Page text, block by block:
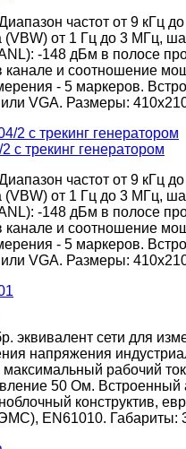
частот от 9 кГц
(VBW) от 1 Гц до 3 МГц,
-148 дБм в полосе
канале и соотношение
- 5 маркеров.
VGA. Размеры:
с трекинг генератором
частот от 9 кГц
(VBW) от 1 Гц до 3 МГц,
-148 дБм в полосе
канале и соотношение
- 5 маркеров.
VGA. Размеры:
эквивалент сети для
напряжения
рабочий
50 Ом.
конструктив,
EN61010. Габариты: